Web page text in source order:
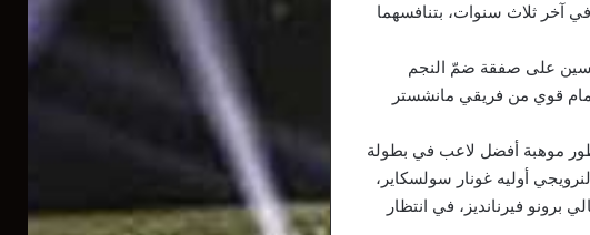
آخر ثلاث سنوات، بتنافسهما
على صفقة ضمّ النجم
قوي من فريقي مانشستر
موهبة أفضل لاعب في بطولة
النرويجي أوليه غونار سولسكاير،
فيرنانديز، في انتظار